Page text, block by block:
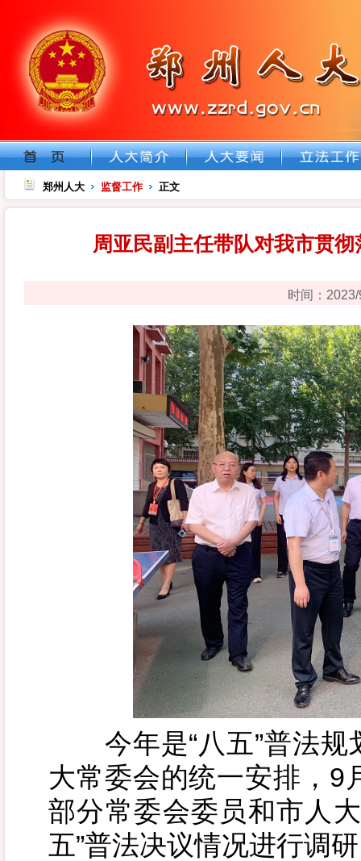
郑州人大 监督工作 正文
周亚民副主任带队对我市贯
时间：
今年是“八五”普法规
大常委会的统一安排，9
部分常委会委员和市人
五”普法决议情况进行调